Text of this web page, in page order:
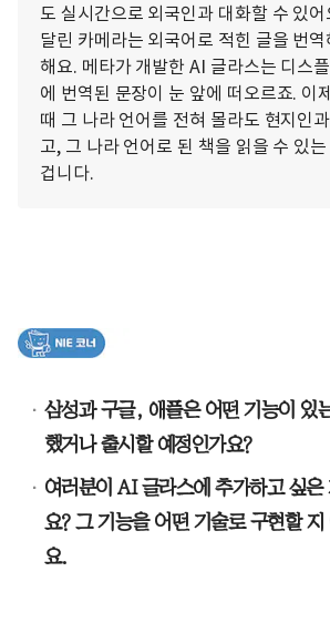
도 실시간으로 외국인과 대화할 수 있
달린 카메라는 외국어로 적힌 글을 번
해요. 메타가 개발한 AI 글라스는 디스
에 번역된 문장이 눈 앞에 떠오르죠. 이
때 그 나라 언어를 전혀 몰라도 현지인
고, 그 나라 언어로 된 책을 읽을 수 있
겁니다.
삼성과 구글, 애플은 어떤 기능이 있
했거나 출시할 예정인가요?
여러분이 AI 글라스에 추가하고 싶은
요? 그 기능을 어떤 기술로 구현할 지
요.